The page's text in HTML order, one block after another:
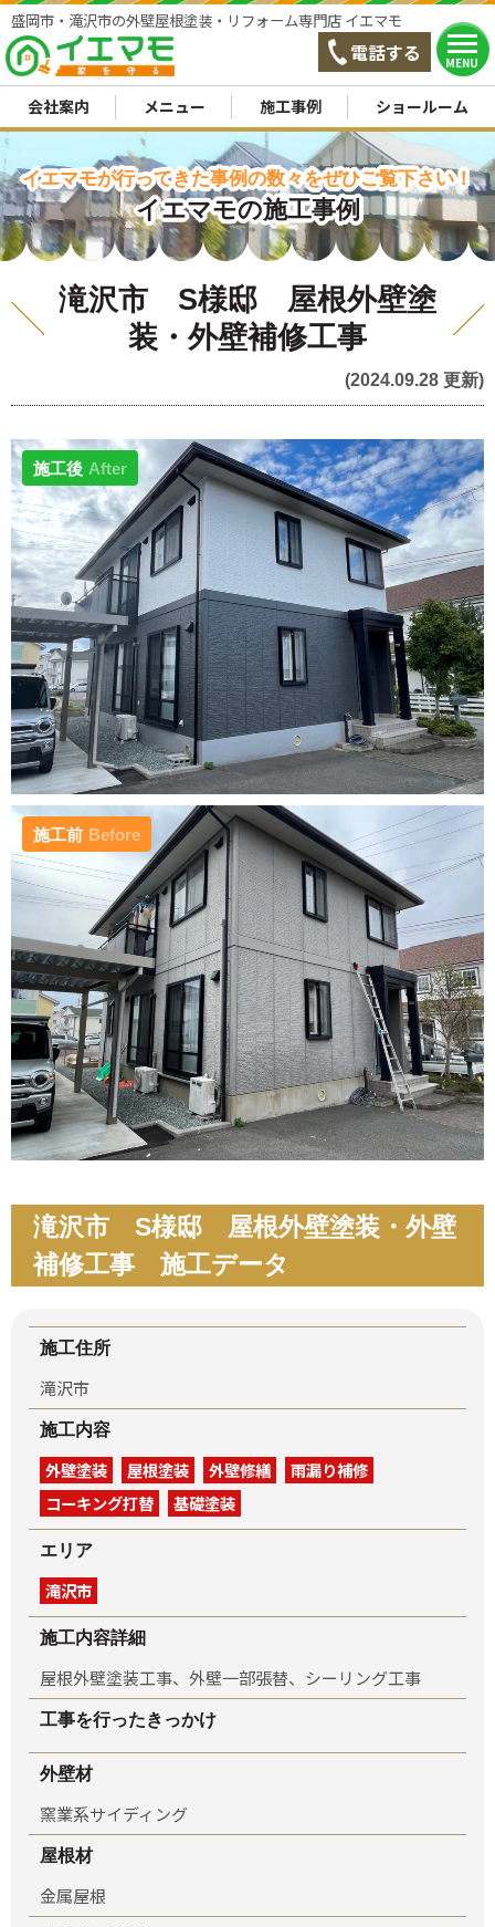
電話する MENU
盛岡市・滝沢市の外壁屋根塗装・リフォーム専門店 イエマモ
会社案内 メニュー 施工事例 ショールーム
イエマモが行ってきた事例の数々をぜひご覧下さい！
イエマモの施工事例
滝沢市 S様邸 屋根外壁塗
装・外壁補修工事
(2024.09.28 更新)
施工後 After
施工前 Before
滝沢市 S様邸 屋根外壁塗装・外壁
補修工事 施工データ
施工住所
滝沢市
施工内容
外壁塗装 屋根塗装 外壁修繕
雨漏り補修
コーキング打替
基礎塗装
エリア
滝沢市
施工内容詳細
屋根外壁塗装工事、外壁一部張替、シーリング工事
工事を行ったきっかけ
外壁材
窯業系サイディング
屋根材
金属屋根